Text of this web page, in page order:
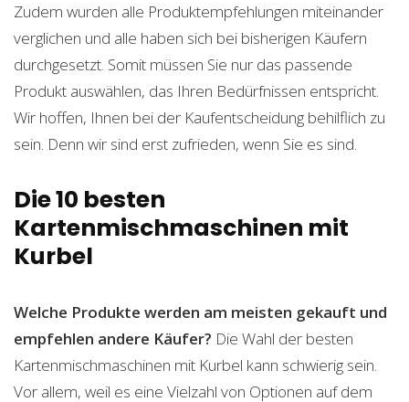
Zudem wurden alle Produktempfehlungen miteinander
verglichen und alle haben sich bei bisherigen Käufern
durchgesetzt. Somit müssen Sie nur das passende
Produkt auswählen, das Ihren Bedürfnissen entspricht.
Wir hoffen, Ihnen bei der Kaufentscheidung behilflich zu
sein. Denn wir sind erst zufrieden, wenn Sie es sind.
Die 10 besten
Kartenmischmaschinen mit
Kurbel
Welche Produkte werden am meisten gekauft und
empfehlen andere Käufer? Die Wahl der besten
Kartenmischmaschinen mit Kurbel kann schwierig sein.
Vor allem, weil es eine Vielzahl von Optionen auf dem